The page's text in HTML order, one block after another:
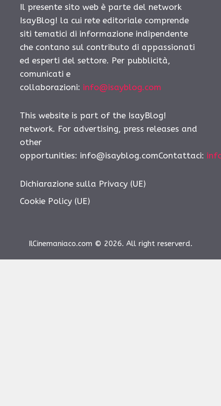
Il presente sito web è parte del network
IsayBlog! la cui rete editoriale comprende
siti tematici di informazione indipendente
che contano sul contributo di appassionati
ed esperti del settore. Per pubblicità,
comunicati e
collaborazioni: info@isayblog.com
This website is part of the IsayBlog!
network. For advertising, press releases and
other
opportunities: info@isayblog.comContattaci:
Dichiarazione sulla Privacy (UE)
Cookie Policy (UE)
IlCinemaniaco.com © 2026. All right reserverd.